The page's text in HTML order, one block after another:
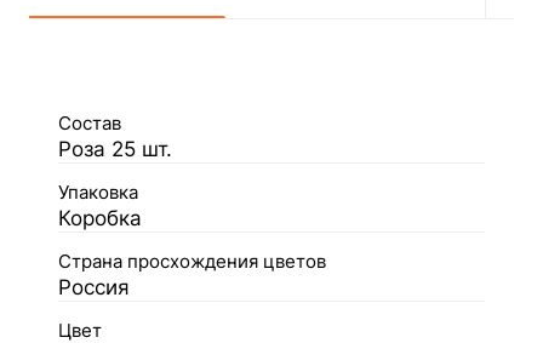
Состав
Роза 25 шт.
Упаковка
Коробка
Страна просхождения цветов
Россия
Цвет